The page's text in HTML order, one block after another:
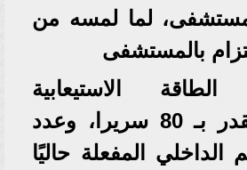
لما لمسه من
بالمستشفى
الاستيعابية
للمستشفى تقدر بـ 80 سريرا، وعدد
الداخلي المفعلة حاليًا